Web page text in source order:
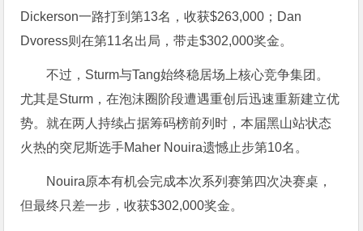
Dickerson一路打到第13名，收获$263,000；Dan
Dvoress则在第11名出局，带走$302,000奖金。
不过，Sturm与Tang始终稳居场上核心竞争集团。
尤其是Sturm，在泡沫圈阶段遭遇重创后迅速重新建立优
势。就在两人持续占据筹码榜前列时，本届黑山站状态
火热的突尼斯选手Maher Nouira遗憾止步第10名。
Nouira原本有机会完成本次系列赛第四次决赛桌，
但最终只差一步，收获$302,000奖金。